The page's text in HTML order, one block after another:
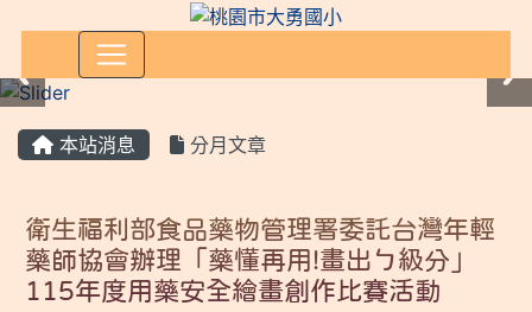
本站消息 分月文章
衛生福利部食品藥物管理署委託台灣年輕
藥師協會辦理「藥懂再用!畫出ㄅ級分」
115年度用藥安全繪畫創作比賽活動